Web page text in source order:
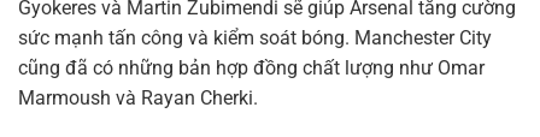
Gyokeres và Martin Zubimendi sẽ giúp Arsenal tăng cường
sức mạnh tấn công và kiểm soát bóng. Manchester City
cũng đã có những bản hợp đồng chất lượng như Omar
Marmoush và Rayan Cherki.